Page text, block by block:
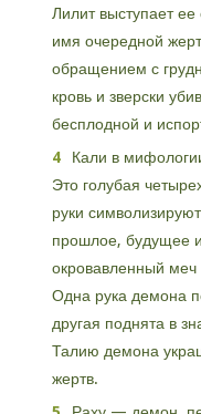
Лилит выступает
имя очередной
обращением с
кровь и зверски
бесплодной и
Кали в
Это голубая
руки
прошлое, будущее
окровавленный
Одна рука демона
другая поднята в
Талию демона
жертв.